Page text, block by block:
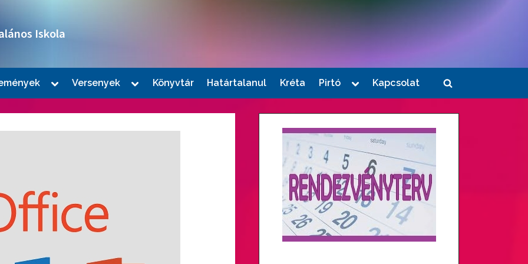
Iskola
Toggle
menu
Versenyek
Toggle
menu
Könyvtár Határtalanul Kréta Pirtó
Toggle
menu
Kapcsolat
Toggle